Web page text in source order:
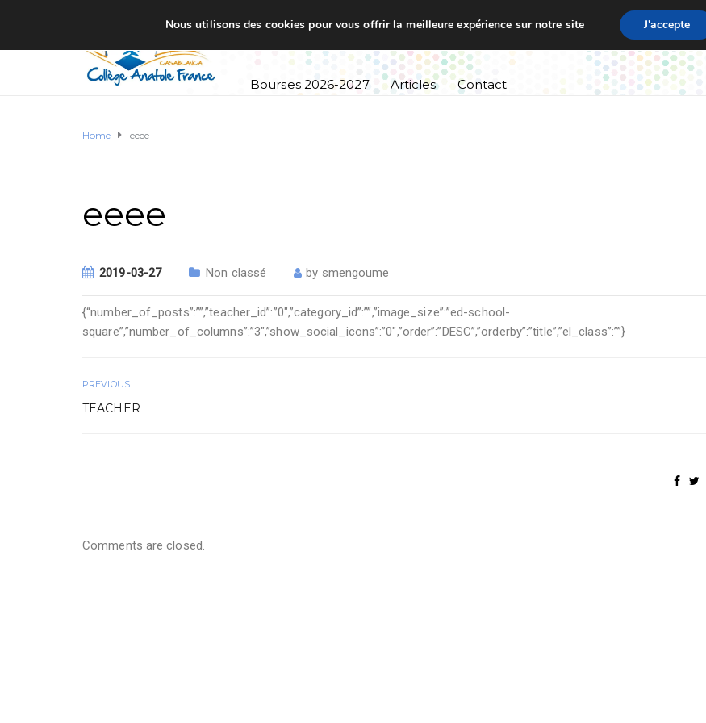
Cursus scolaire
Bourses 2026-2027 Articles Contact
Home eeee
eeee
2019-03-27 Non classé by smengoume
{“number_of_posts”:””,”teacher_id”:”0″,”category_id”:””,”image_size”:”ed-school-
square”,”number_of_columns”:”3″,”show_social_icons”:”0″,”order”:”DESC”,”orderby”:”title”,”el_class”:””}
PREVIOUS
TEACHER
Comments are closed.
Nous utilisons des cookies pour vous offrir la meilleure expérience sur notre site J'accepte